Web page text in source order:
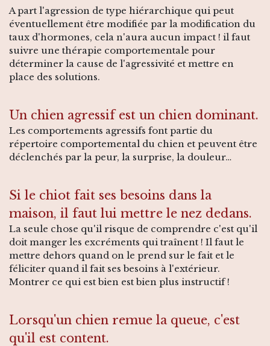
A part l'agression de type hiérarchique qui peut
éventuellement être modifiée par la modification du
taux d'hormones, cela n'aura aucun impact ! il faut
suivre une thérapie comportementale pour
déterminer la cause de l'agressivité et mettre en
place des solutions.
Un chien agressif est un chien dominant.
Les comportements agressifs font partie du
répertoire comportemental du chien et peuvent être
déclenchés par la peur, la surprise, la douleur…
Si le chiot fait ses besoins dans la
maison, il faut lui mettre le nez dedans.
La seule chose qu'il risque de comprendre c'est qu'il
doit manger les excréments qui traînent ! Il faut le
mettre dehors quand on le prend sur le fait et le
féliciter quand il fait ses besoins à l'extérieur.
Montrer ce qui est bien est bien plus instructif !
Lorsqu'un chien remue la queue, c'est
qu'il est content.